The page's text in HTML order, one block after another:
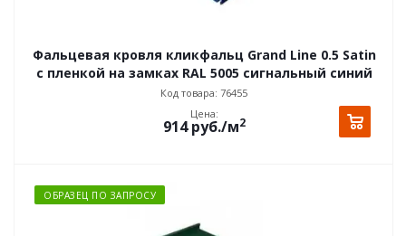
Фальцевая кровля кликфальц Grand Line 0.5 Satin
с пленкой на замках RAL 5005 сигнальный синий
Код товара: 76455
Цена:
914руб./м2
ОБРАЗЕЦ ПО ЗАПРОСУ